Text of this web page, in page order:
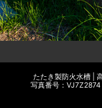
たたき製防火水槽 |
写真番号：